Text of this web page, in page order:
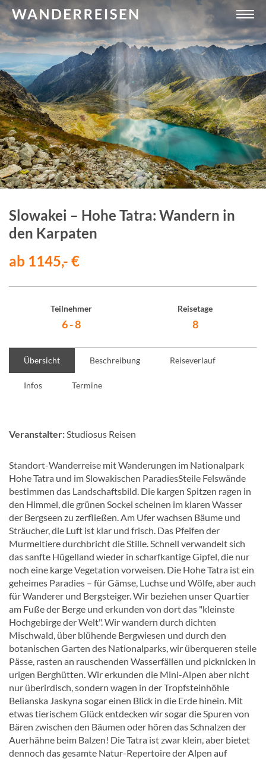
Slowakei – Hohe Tatra: Wandern in
den Karpaten
ab 1145,- €
Teilnehmer
6 - 8
Reisetage
8
Übersicht Beschreibung Reiseverlauf
Infos Termine
Veranstalter:Studiosus Reisen
Standort-Wanderreise mit Wanderungen im Nationalpark
Hohe Tatra und im Slowakischen ParadiesSteile Felswände
bestimmen das Landschaftsbild. Die kargen Spitzen ragen in
den Himmel, die grünen Sockel scheinen im klaren Wasser
der Bergseen zu zerfließen. Am Ufer wachsen Bäume und
Sträucher, die Luft ist klar und frisch. Das Pfeifen der
Murmeltiere durchbricht die Stille. Schnell verwandelt sich
das sanfte Hügelland wieder in scharfkantige Gipfel, die nur
noch eine karge Vegetation vorweisen. Die Hohe Tatra ist ein
geheimes Paradies – für Gämse, Luchse und Wölfe, aber auch
für Wanderer und Bergsteiger. Wir beziehen unser Quartier
am Fuße der Berge und erkunden von dort das "kleinste
Hochgebirge der Welt". Wir wandern durch dichten
Mischwald, über blühende Bergwiesen und durch den
botanischen Garten des Nationalparks, wir überqueren steile
Pässe, rasten an rauschenden Wasserfällen und picknicken in
urigen Berghütten. Wir erkunden die Mini-Alpen aber nicht
nur überirdisch, sondern wagen in der Tropfsteinhöhle
Belianska Jaskyna sogar einen Blick in die Erde hinein. Mit
etwas tierischem Glück entdecken wir sogar die Spuren von
Bären zwischen den Bäumen oder hören das Schnalzen der
Auerhähne beim Balzen! Die Tatra ist zwar klein, aber bietet
dennoch das gesamte Natur-Repertoire der Alpen auf